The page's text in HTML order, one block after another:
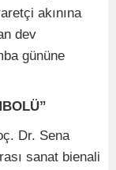
akınına
dev
gününe
Dr. Sena
sanat bienali